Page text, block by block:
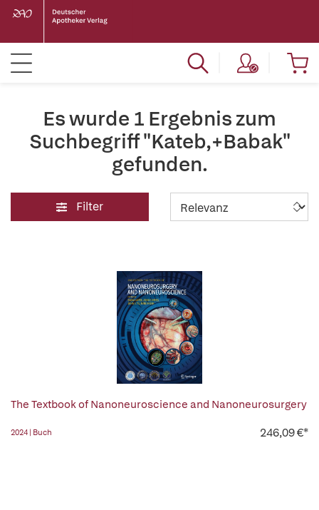
Es wurde 1 Ergebnis zum
Suchbegriff "Kateb,+Babak"
gefunden.
Filter
The Textbook of Nanoneuroscience and Nanoneurosurgery
2024 | Buch 246,09 €*